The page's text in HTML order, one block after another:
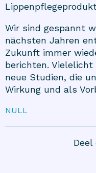
Wir sind gespannt
nächsten Jahren
Zukunft immer
berichten.
neue Studien, die
Wirkung und als
NULL